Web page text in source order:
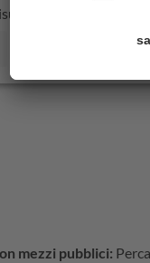
questo
mezzi pubblici: